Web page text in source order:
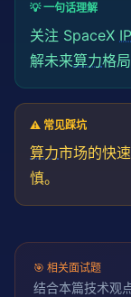
💡 一句话理解
关注 SpaceX
解未来算力格
⚠️ 常见踩坑
算力市场的快
慎。
🎯 相关面试题
结合本篇技术观